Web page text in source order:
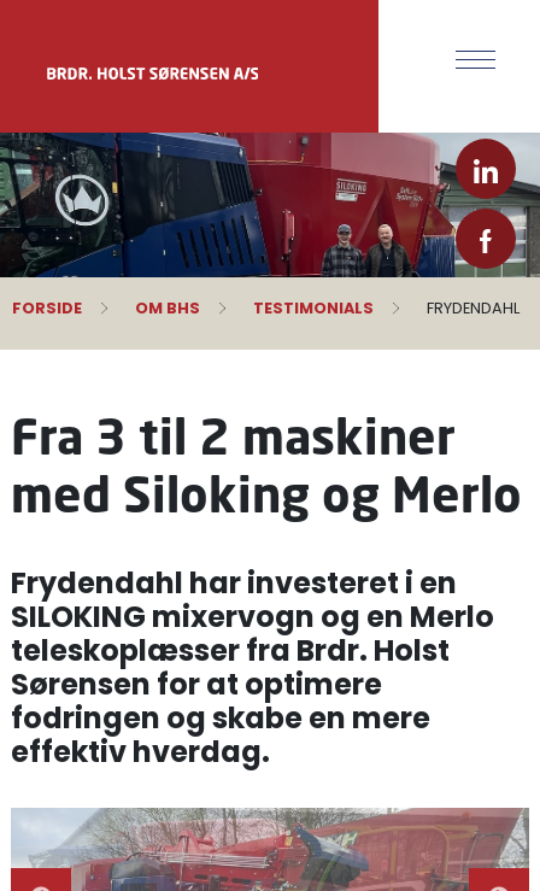
FORSIDE OM BHS TESTIMONIALS FRYDENDAHL
Fra 3 til 2 maskiner
med Siloking og Merlo
Frydendahl har investeret i en
SILOKING mixervogn og en Merlo
teleskoplæsser fra Brdr. Holst
Sørensen for at optimere
fodringen og skabe en mere
effektiv hverdag.